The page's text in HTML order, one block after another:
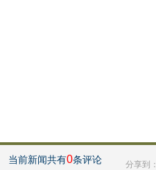
当前新闻共有0条评论 分享到：